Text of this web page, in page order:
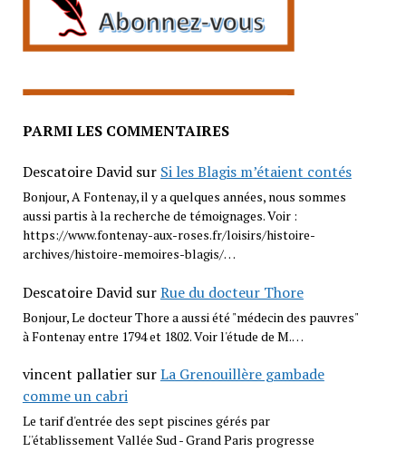
PARMI LES COMMENTAIRES
Descatoire Davidsur Si les Blagis m’étaient contés
Bonjour, A Fontenay, il y a quelques années, nous sommes
aussi partis à la recherche de témoignages. Voir :
https://www.fontenay-aux-roses.fr/loisirs/histoire-
archives/histoire-memoires-blagis/…
Descatoire DavidsurRue du docteur Thore
Bonjour, Le docteur Thore a aussi été "médecin des pauvres"
à Fontenay entre 1794 et 1802. Voir l'étude de M.…
vincent pallatiersurLa Grenouillère gambade
comme un cabri
Le tarif d'entrée des sept piscines gérés par
L''établissement Vallée Sud - Grand Paris progresse